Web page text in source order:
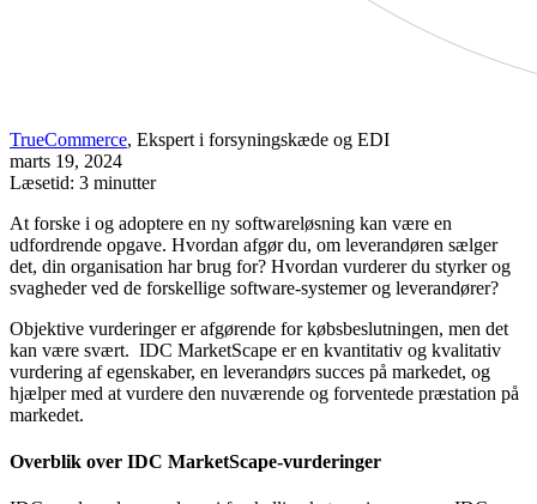
TrueCommerce, Ekspert i forsyningskæde og EDI
marts 19, 2024
Læsetid: 3 minutter
At forske i og adoptere en ny softwareløsning kan være en
udfordrende opgave. Hvordan afgør du, om leverandøren sælger
det, din organisation har brug for? Hvordan vurderer du styrker og
svagheder ved de forskellige software-systemer og leverandører?
Objektive vurderinger er afgørende for købsbeslutningen, men det
kan være svært. IDC MarketScape er en kvantitativ og kvalitativ
vurdering af egenskaber, en leverandørs succes på markedet, og
hjælper med at vurdere den nuværende og forventede præstation på
markedet.
Overblik over IDC MarketScape-vurderinger